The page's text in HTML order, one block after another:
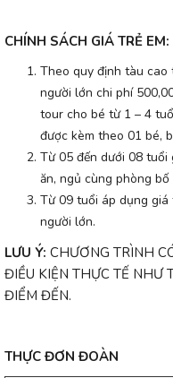
CHÍNH SÁCH GIÁ TRẺ EM:
Theo quy định tàu
người lớn chi phí
tour cho bé từ 1 – 4
được kèm theo 01 bé,
Từ 05 đến dưới 08
ăn, ngủ cùng phòng bố
Từ 09 tuổi áp dụng
người lớn.
LƯU Ý: CHƯƠNG TRÌNH
ĐIỀU KIỆN THỰC TẾ NHƯ
ĐIỂM ĐẾN.
THỰC ĐƠN ĐOÀN